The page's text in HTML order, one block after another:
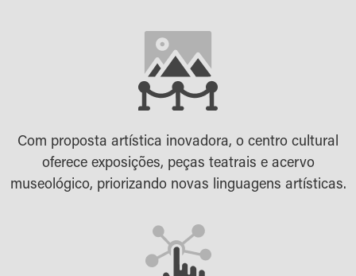
Com proposta artística inovadora, o centro cultural
oferece exposições, peças teatrais e acervo
museológico, priorizando novas linguagens artísticas.